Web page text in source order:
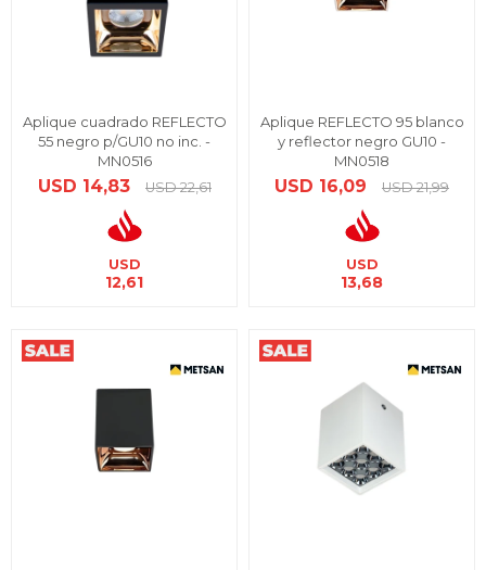
Aplique cuadrado REFLECTO
55 negro p/GU10 no inc. -
MN0516
USD 14,83 USD 22,61
USD
12,61
Aplique REFLECTO 95 blanco
y reflector negro GU10 -
MN0518
USD 16,09 USD 21,99
USD
13,68